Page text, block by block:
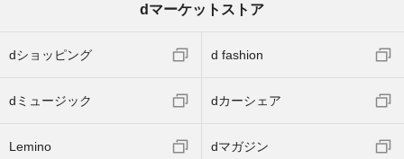
dマーケットストア
dショッピング d fashion
dミュージック dカーシェア
Lemino dマガジン